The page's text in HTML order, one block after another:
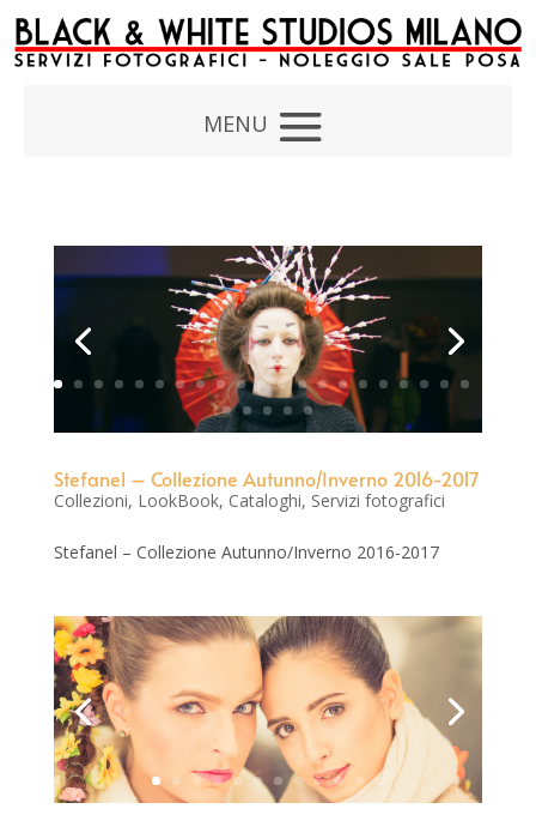
Stefanel – Collezione Autunno/Inverno 2016-2017
Collezioni, LookBook, Cataloghi, Servizi fotografici
Stefanel – Collezione Autunno/Inverno 2016-2017